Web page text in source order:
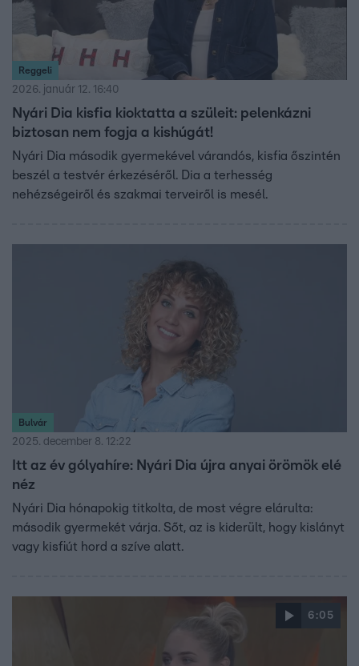
Reggeli
2026. január 12. 16:40
Nyári Dia kisfia kioktatta a szüleit: pelenkázni
biztosan nem fogja a kishúgát!
Nyári Dia második gyermekével várandós, kisfia őszintén
beszél a testvér érkezéséről. Dia a terhesség
nehézségeiről és szakmai terveiről is mesél.
Bulvár
2025. december 8. 12:22
Itt az év gólyahíre: Nyári Dia újra anyai örömök elé
néz
Nyári Dia hónapokig titkolta, de most végre elárulta:
második gyermekét várja. Sőt, az is kiderült, hogy kislányt
vagy kisfiút hord a szíve alatt.
6:05